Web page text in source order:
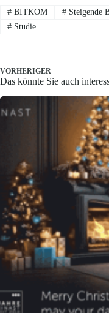
#BITKOM #Steigende
#Studie
VORHERIGER
Das könnte Sie auch